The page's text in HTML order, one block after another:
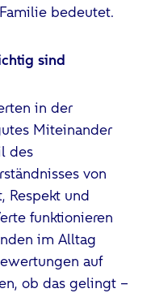
bedeutet.
sind
in der
Miteinander
des
von
Respekt und
funktionieren
im Alltag
auf
ob das gelingt –